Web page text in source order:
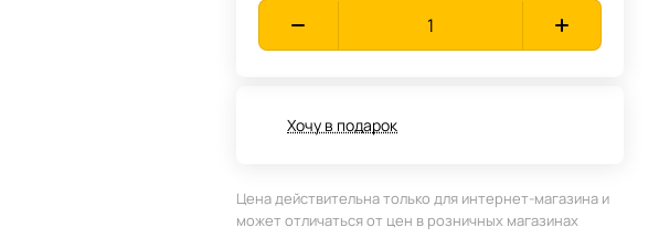
Хочу в подарок
Цена действительна только для интернет-магазина и
может отличаться от цен в розничных магазинах